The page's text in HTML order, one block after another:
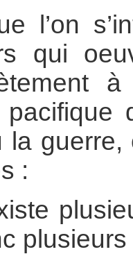
l’on
qui
pacifique
la guerre,
:
plusieurs